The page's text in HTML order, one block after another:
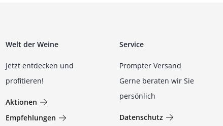
Welt der Weine
Jetzt entdecken und
profitieren!
Aktionen
Empfehlungen
Service
Prompter Versand
Gerne beraten wir Sie
persönlich
Datenschutz